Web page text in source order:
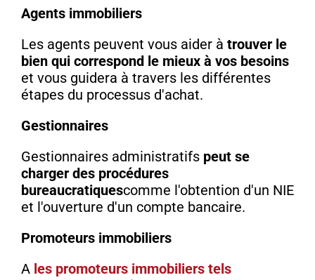
Agents immobiliers
Les agents peuvent vous aider à trouver le
bien qui correspond le mieux à vos besoins
et vous guidera à travers les différentes
étapes du processus d'achat.
Gestionnaires
Gestionnaires administratifspeut se
charger des procédures
bureaucratiquescomme l'obtention d'un NIE
et l'ouverture d'un compte bancaire.
Promoteurs immobiliers
A les promoteurs immobiliers tels